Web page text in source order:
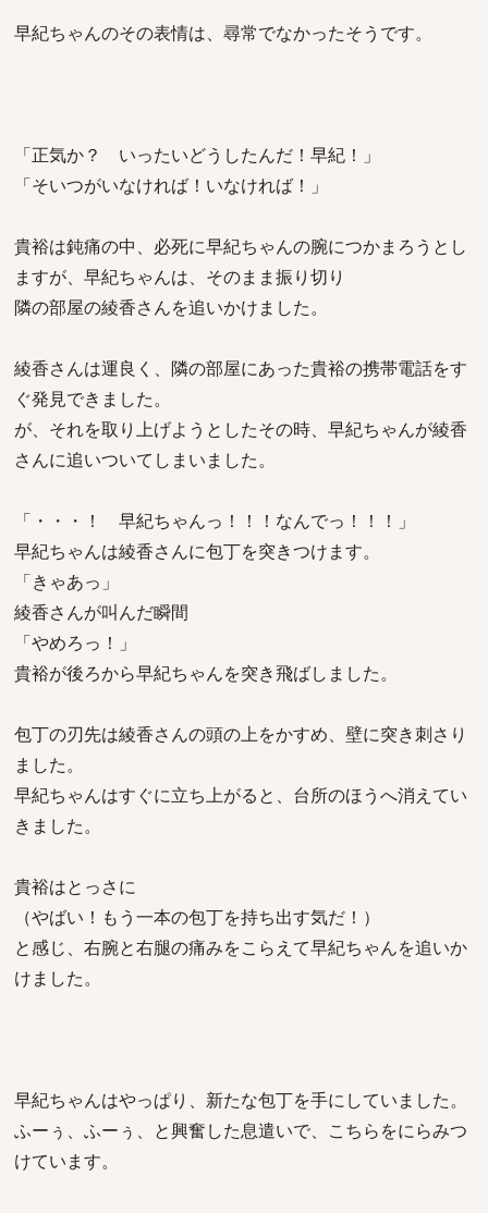
早紀ちゃんのその表情は、尋常でなかったそうです。
「正気か？ いったいどうしたんだ！早紀！」
「そいつがいなければ！いなければ！」
貴裕は鈍痛の中、必死に早紀ちゃんの腕につかまろうとし
ますが、早紀ちゃんは、そのまま振り切り
隣の部屋の綾香さんを追いかけました。
綾香さんは運良く、隣の部屋にあった貴裕の携帯電話をす
ぐ発見できました。
が、それを取り上げようとしたその時、早紀ちゃんが綾香
さんに追いついてしまいました。
「・・・！ 早紀ちゃんっ！！！なんでっ！！！」
早紀ちゃんは綾香さんに包丁を突きつけます。
「きゃあっ」
綾香さんが叫んだ瞬間
「やめろっ！」
貴裕が後ろから早紀ちゃんを突き飛ばしました。
包丁の刃先は綾香さんの頭の上をかすめ、壁に突き刺さり
ました。
早紀ちゃんはすぐに立ち上がると、台所のほうへ消えてい
きました。
貴裕はとっさに
（やばい！もう一本の包丁を持ち出す気だ！）
と感じ、右腕と右腿の痛みをこらえて早紀ちゃんを追いか
けました。
早紀ちゃんはやっぱり、新たな包丁を手にしていました。
ふーぅ、ふーぅ、と興奮した息遣いで、こちらをにらみつ
けています。